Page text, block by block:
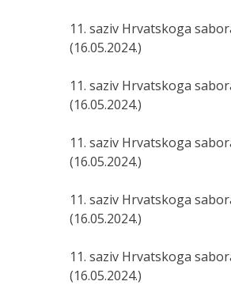
11. saziv Hrvatskoga
(16.05.2024.)
11. saziv Hrvatskoga
(16.05.2024.)
11. saziv Hrvatskoga
(16.05.2024.)
11. saziv Hrvatskoga
(16.05.2024.)
11. saziv Hrvatskoga
(16.05.2024.)